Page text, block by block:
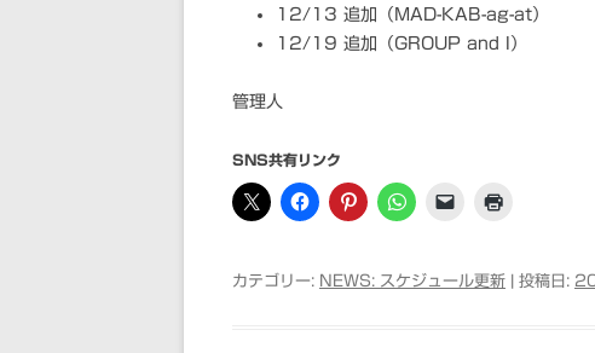
12/13 追加（MAD-KAB-ag-at）
12/19 追加（GROUP and I）
管理人
SNS共有リンク
カテゴリー: NEWS: スケジュール更新 | 投稿日: